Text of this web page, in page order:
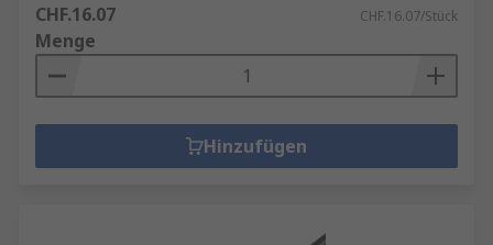
CHF.16.07 CHF.16.07/Stück
Menge
Hinzufügen